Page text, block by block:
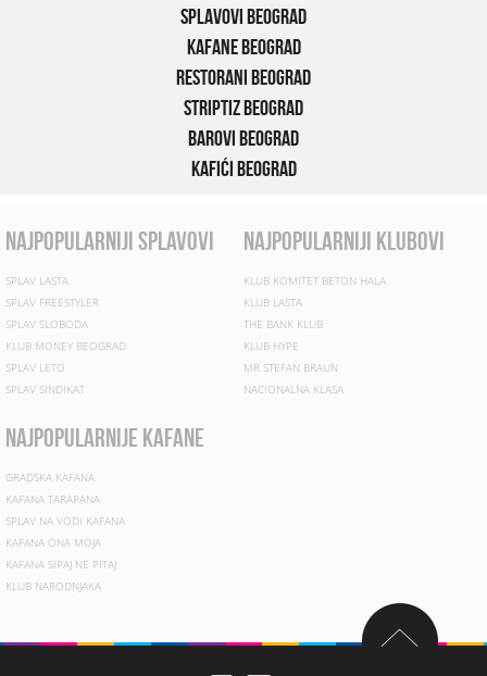
Splavovi Beograd
Kafane Beograd
Restorani Beograd
Striptiz Beograd
Barovi Beograd
Kafići Beograd
najpopularniji splavovi
SPLAV LASTA
SPLAV FREESTYLER
SPLAV SLOBODA
KLUB MONEY BEOGRAD
SPLAV LETO
SPLAV SINDIKAT
najpopularniji klubovi
KLUB KOMITET BETON HALA
KLUB LASTA
THE BANK KLUB
KLUB HYPE
MR STEFAN BRAUN
NACIONALNA KLASA
najpopularnije kafane
GRADSKA KAFANA
KAFANA TARAPANA
SPLAV NA VODI KAFANA
KAFANA ONA MOJA
KAFANA SIPAJ NE PITAJ
KLUB NARODNJAKA